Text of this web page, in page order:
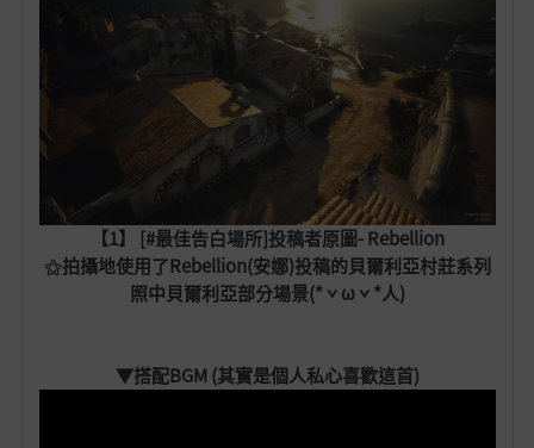
【1】 [#最佳告白場所]投稿者原圖- Rebellion
⚝拍攝地使用了Rebellion(安娜)投稿的貝爾利亞村莊系列
照中貝爾利亞部分場景(*ˇωˇ*人)
▼搭配BGM (其實是個人私心喜歡這首)